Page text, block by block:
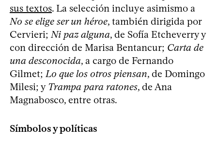
sus textos. La selección incluye asimismo a
No se elige ser un héroe, también dirigida por
Cervieri; Ni paz alguna, de Sofía Etcheverry y
con dirección de Marisa Bentancur; Carta de
una desconocida, a cargo de Fernando
Gilmet; Lo que los otros piensan, de Domingo
Milesi; y Trampa para ratones, de Ana
Magnabosco, entre otras.
Símbolos y políticas